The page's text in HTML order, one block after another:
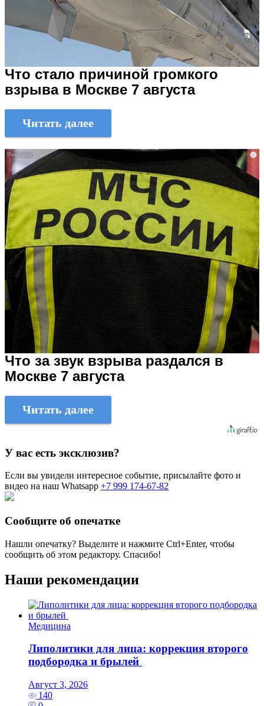
Что стало причиной громкого
взрыва в Москве 7 августа
Читать далее
i
Что за звук взрыва раздался в
Москве 7 августа
Читать далее
У вас есть эксклюзив?
Если вы увидели интересное событие, присылайте фото и
видео на наш Whatsapp +7 999 174-67-82
Сообщите об опечатке
Нашли опечатку? Выделите и нажмите Ctrl+Enter, чтобы
сообщить об этом редактору. Спасибо!
Наши рекомендации
Медицина
Липолитики для лица: коррекция второго
подбородка и брылей
Август 3, 2026
140